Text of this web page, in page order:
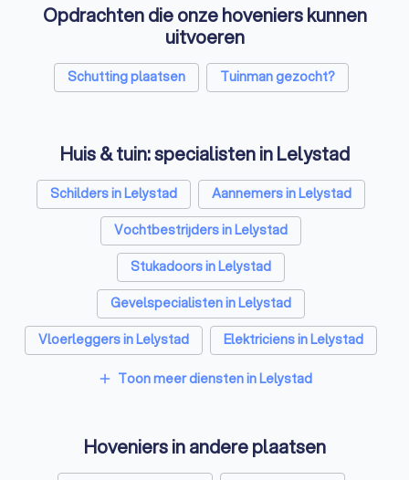
Opdrachten die onze hoveniers kunnen
uitvoeren
Schutting plaatsen Tuinman gezocht?
Huis & tuin: specialisten in Lelystad
Schilders in Lelystad
Aannemers in Lelystad
Vochtbestrijders in Lelystad
Stukadoors in Lelystad
Gevelspecialisten in Lelystad
Vloerleggers in Lelystad
Elektriciens in Lelystad
Isolatiebedrijven in Lelystad
Architecten in Lelystad
add Toon meer diensten in Lelystad
Hoveniers in andere plaatsen